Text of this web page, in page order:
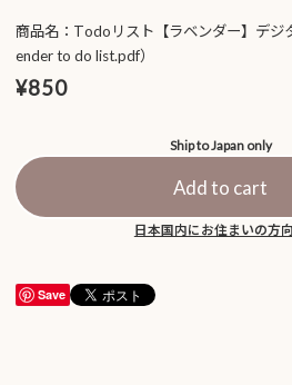
商品名：Todoリスト【ラベンダー】デジ
ender to do list.pdf）
¥850
Ship to Japan only
Add to cart
日本国内にお住まいの方
Save